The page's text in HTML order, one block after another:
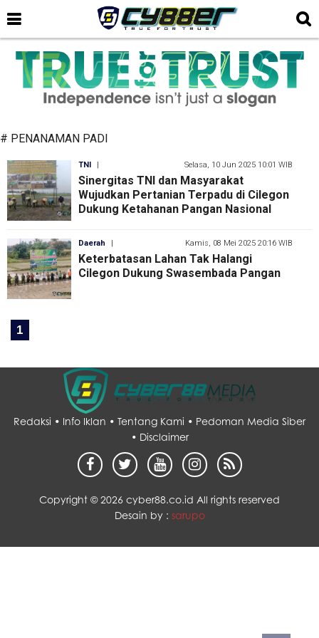
# PENANAMAN PADI
TNI | Selasa, 10 Jun 2025 10:01 WIB
Sinergitas TNI dan Masyarakat
Wujudkan Pertanian Terpadu di Cilegon
Dukung Ketahanan Pangan Nasional
Daerah | Kamis, 08 Mei 2025 20:16 WIB
Keterbatasan Lahan Tak Halangi
Cilegon Dukung Swasembada Pangan
1
Redaksi • Info Iklan • Tentang Kami • Pedoman Media Siber
• Disclaimer
Copyright ©2026 cyber88.co.id All rights reserved
Desain by : sarupo